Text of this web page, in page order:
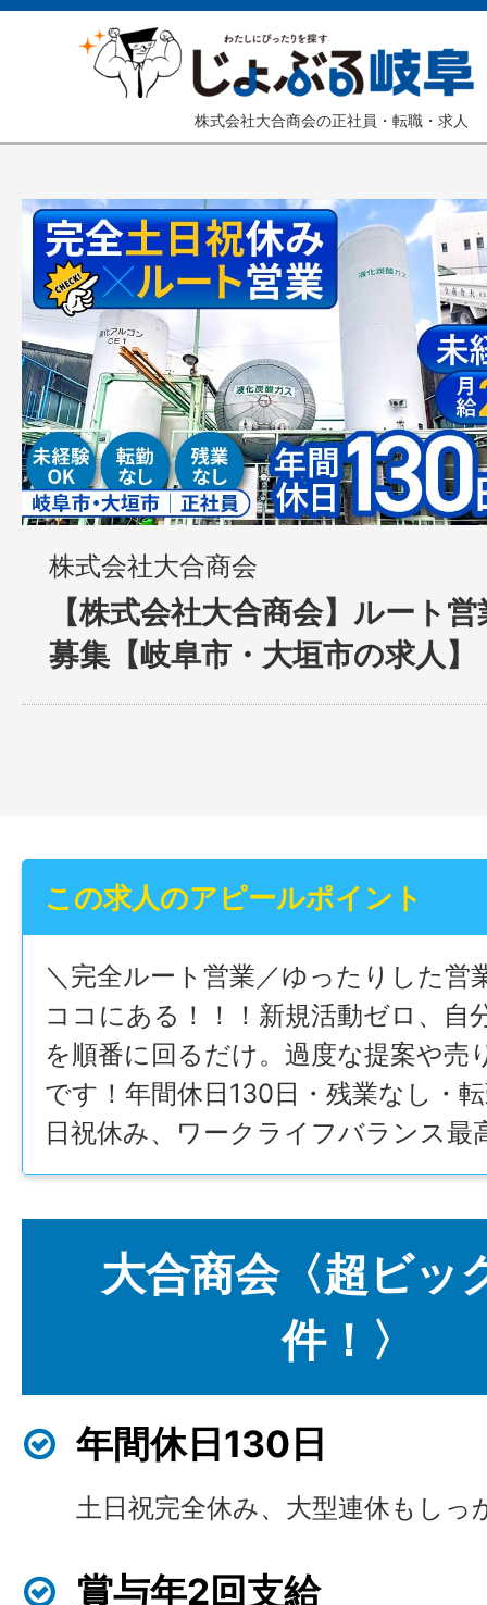
株式会社大合商会の正社員・転職・求人
株式会社大合商会
【株式会社大合商会】ルート
募集【岐阜市・大垣市の求人】
この求人のアピールポイント
＼完全ルート営業／ゆったりした営
ココにある！！！新規活動ゼロ、自
を順番に回るだけ。過度な提案や売
です！年間休日130日・残業なし・
日祝休み、ワークライフバランス最
大合商会〈超ビッ
件！〉
年間休日130日
土日祝完全休み、大型連休もしっ
賞与年2回支給